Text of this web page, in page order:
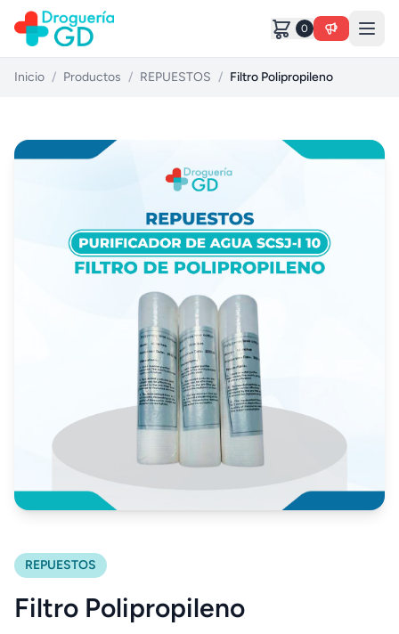
0
Inicio / Productos / REPUESTOS / Filtro Polipropileno
REPUESTOS
Filtro Polipropileno